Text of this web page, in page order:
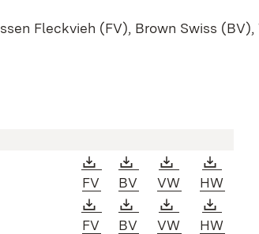
Fleckvieh (FV), Brown Swiss
Download:
FV (Öffnet in neuem Fenster)
Download:
BV (Öffnet in neuem
Download:
VW(Öffnet in
HW
Download:
FV (Öffnet in neuem Fenster)
Download:
BV (Öffnet in neuem
Download:
VW(Öffnet in
HW